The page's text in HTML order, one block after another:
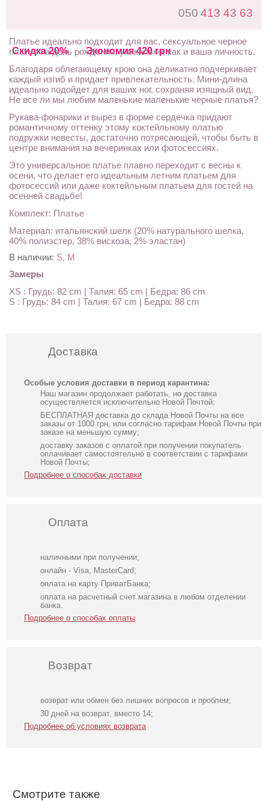
Скидка 20% Экономия 420 грн
050 413 43 63
Платье идеально подходит для вас, сексуальное черное
платье на день рождения, уникально, как и ваша личность.
Благодаря облегающему крою она деликатно подчеркивает
каждый изгиб и придает привлекательность. Мини-длина
идеально подойдет для ваших ног, сохраняя изящный вид.
Не все ли мы любим маленькие маленькие черные платья?
Рукава-фонарики и вырез в форме сердечка придают
романтичному оттенку этому коктейльному платью
подружки невесты, достаточно потрясающей, чтобы быть в
центре внимания на вечеринках или фотосессиях.
Это универсальное платье плавно переходит с весны к
осени, что делает его идеальным летним платьем для
фотосессий или даже коктейльным платьем для гостей на
осенней свадьбе!
Комплект: Платье
Материал: итальянский шелк (20% натурального шелка,
40% полиэстер, 38% вискоза, 2% эластан)
В наличии: S, M
Замеры
XS : Грудь: 82 cm | Талия: 65 cm | Бедра: 86 cm
S : Грудь: 84 cm | Талия: 67 cm | Бедра: 88 cm
Доставка
Особые условия доставки в период карантина:
Наш магазин продолжает работать, но доставка
осуществляется исключительно Новой Почтой;
БЕСПЛАТНАЯ доставка до склада Новой Почты на все
заказы от 1000 грн, или согласно тарифам Новой Почты при
заказе на меньшую сумму;
доставку заказов с оплатой при получении покупатель
оплачивает самостоятельно в соответствии с тарифами
Новой Почты;
Подробнее о способах доставки
Оплата
наличными при получении;
онлайн - Visa, MasterCard;
оплата на карту ПриватБанка;
оплата на расчетный счет магазина в любом отделении
банка.
Подробнее о способах оплаты
Возврат
возврат или обмен без лишних вопросов и проблем;
30 дней на возврат, вместо 14;
Подробнее об условиях возврата
Смотрите также
Модное
корсетное
зеленое платье
Коричневое
атласное платье